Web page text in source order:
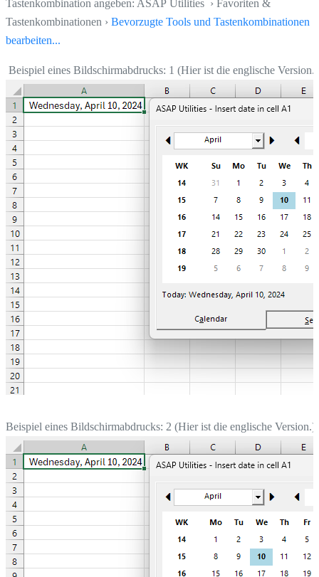
Tastenkombination angeben: ASAP Utilities › Favoriten &
Tastenkombinationen › Bevorzugte Tools und Tastenkombinationen
bearbeiten...
Beispiel eines Bildschirmabdrucks: 1 (Hier ist die englische Version.)
Beispiel eines Bildschirmabdrucks: 2 (Hier ist die englische Version.)